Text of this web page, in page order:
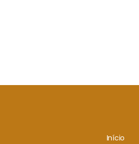
Início